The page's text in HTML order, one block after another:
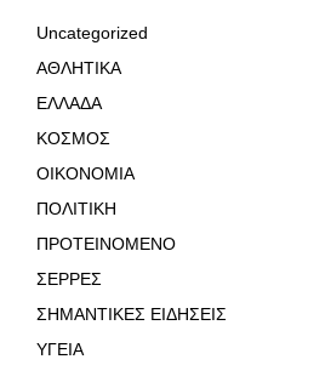
Uncategorized
ΑΘΛΗΤΙΚΑ
ΕΛΛΑΔΑ
ΚΟΣΜΟΣ
ΟΙΚΟΝΟΜΙΑ
ΠΟΛΙΤΙΚΗ
ΠΡΟΤΕΙΝΟΜΕΝΟ
ΣΕΡΡΕΣ
ΣΗΜΑΝΤΙΚΕΣ ΕΙΔΗΣΕΙΣ
ΥΓΕΙΑ